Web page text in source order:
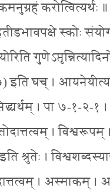
करोत्वित्यर्थः
स्कोः
इति घच् ।
। पा ७-१-२-१ ।
।
।
। अस्माकम्